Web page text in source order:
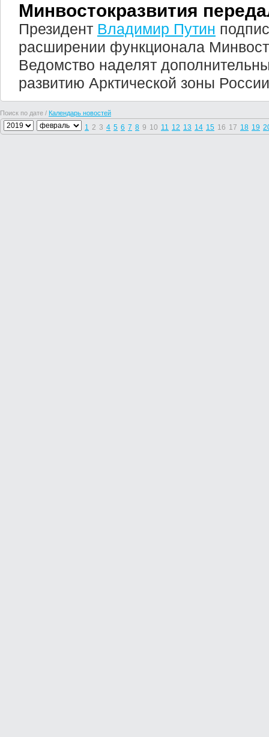
Минвостокразвития
Президент Владимир Путин
расширении функционала
Ведомство наделят
развитию Арктической зоны
Поиск по дате / Календарь новостей
1 2 3 4 5 6 7 8 9 10 11 12 13 14 15 16 17 18 19